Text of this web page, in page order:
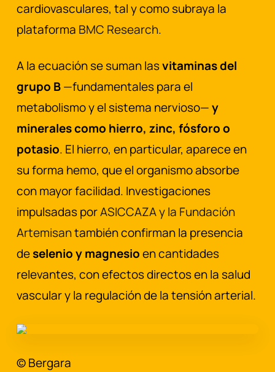
cardiovasculares, tal y como subraya la
plataforma BMC Research.
A la ecuación se suman lasvitaminas del
grupo B—fundamentales para el
metabolismo y el sistema nervioso—y
minerales como hierro, zinc, fósforo o
potasio. El hierro, en particular, aparece en
su forma hemo, que el organismo absorbe
con mayor facilidad. Investigaciones
impulsadas porASICCAZA y la Fundación
Artemisantambién confirman la presencia
deselenio y magnesioen cantidades
relevantes, con efectos directos en la salud
vascular y la regulación de la tensión arterial.
© Bergara